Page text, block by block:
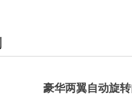
豪华两翼自动旋